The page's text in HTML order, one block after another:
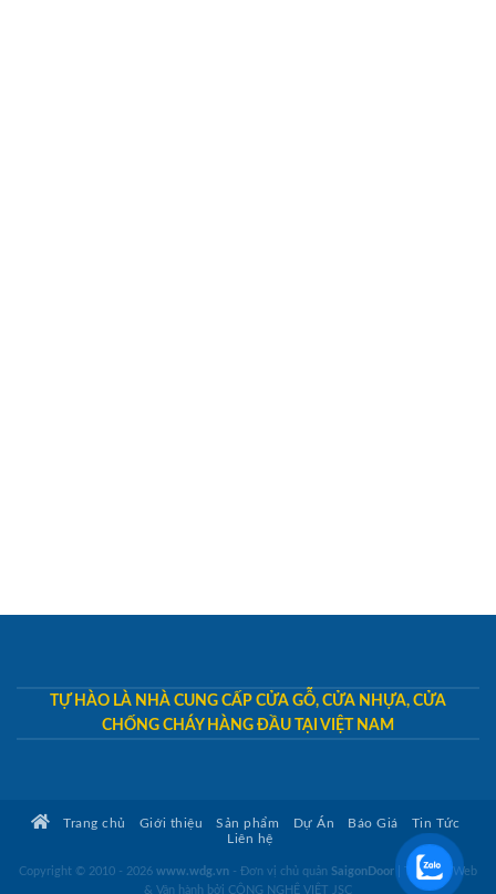
TỰ HÀO LÀ NHÀ CUNG CẤP CỬA GỖ, CỬA NHỰA, CỬA
CHỐNG CHÁY HÀNG ĐẦU TẠI VIỆT NAM
Trang chủ Giới thiệu Sản phẩm Dự Án Báo Giá
Tin Tức
Liên hệ
Copyright © 2010 - 2026 www.wdg.vn - Đơn vị chủ quản SaigonDoor
Thiết kế Web
& Vận hành bởi CÔNG NGHỆ VIỆT JSC